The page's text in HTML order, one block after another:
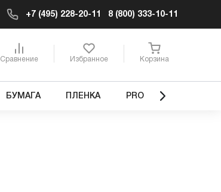
+7 (495) 228-20-11 8 (800) 333-10-11
Сравнение Избранное Корзина
БУМАГА ПЛЕНКА PRO